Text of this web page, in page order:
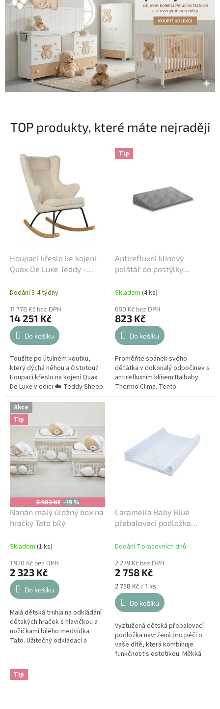
TOP produkty, které máte nejraději
Houpací křeslo ke kojení
Quax De Luxe Teddy -
Dodání 3-4 týdny
11 778 Kč bez DPH
14 251 Kč
Do košíku
Toužíte po útulném koutku,
který dýchá něhou a čistotou?
Houpací křeslo na kojení Quax
De Luxe v edici ☁️ Teddy Sheep
je ztělesněním domácí pohody.
Tento nadýchaný...
Tip
Antirefluxní klínový
polštář do postýlky
Skladem (4 ks)
680 Kč bez DPH
823 Kč
Do košíku
Proměňte spánek svého
děťátka v dokonalý odpočinek s
antirefluxním klínem Italbaby
Thermo Clima. Tento
termoaktivní a vysoce prodyšný
Akce
Tip
2 903 Kč –19 %
Nanán malý úložný box na
hračky Tato bílý
Skladem (1 ks)
1 920 Kč bez DPH
2 323 Kč
Do košíku
Malá dětská truhla na odkládání
dětských hraček s hlavičkou a
nožičkami bílého medvídka
Tato. Užitečný odkládací a
Caramella Baby Blue
přebalovací podložka
Dodání 7 pracovních dnů
2 279 Kč bez DPH
2 758 Kč
Měrná
cena:
2 758 Kč / 1 ks
Do košíku
Vyztužená dětská přebalovací
podložka navržená pro péči o
vaše dítě, která kombinuje
funkčnost s estetikou. Měkká
podložka vyztužená voskovým
Tip